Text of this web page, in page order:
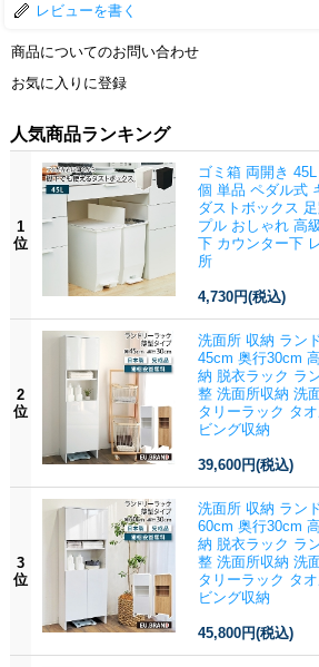
レビューを書く
商品についてのお問い合わせ
お気に入りに登録
人気商品ランキング
1
位
ゴミ箱 両開き
個 単品 ペダル式
ダストボックス
プル おしゃれ 高
下 カウンター下
所
4,730円(税込)
2
位
洗面所 収納 ラン
45cm 奥行30cm
納 脱衣ラック ラ
整 洗面所収納 洗
タリーラック タ
ビング収納
39,600円(税込)
3
位
洗面所 収納 ラン
60cm 奥行30cm
納 脱衣ラック ラ
整 洗面所収納 洗
タリーラック タ
ビング収納
45,800円(税込)